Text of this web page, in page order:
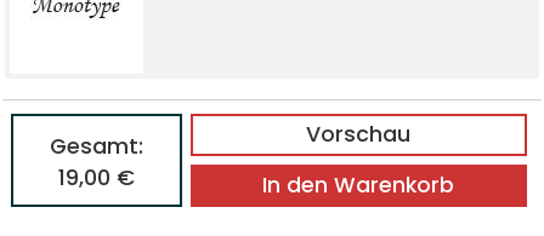
Vorschau
Gesamt:
19,00 €
In den Warenkorb